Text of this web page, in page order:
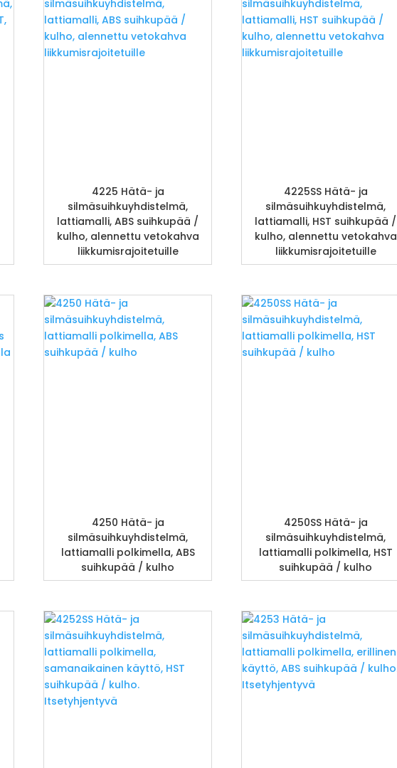
4225 Hätä- ja
silmäsuihkuyhdistelmä,
lattiamalli, ABS suihkupää /
kulho, alennettu vetokahva
liikkumisrajoitetuille
4225SS Hätä- ja
silmäsuihkuyhdistelmä,
lattiamalli, HST suihkupää /
kulho, alennettu vetokahva
liikkumisrajoitetuille
4250 Hätä- ja
silmäsuihkuyhdistelmä,
lattiamalli polkimella, ABS
suihkupää / kulho
4250SS Hätä- ja
silmäsuihkuyhdistelmä,
lattiamalli polkimella, HST
suihkupää / kulho